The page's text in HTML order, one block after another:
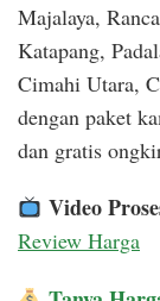
Majalaya,
Katapang,
Cimahi Utara,
dengan paket
dan gratis
Video
Review Harga